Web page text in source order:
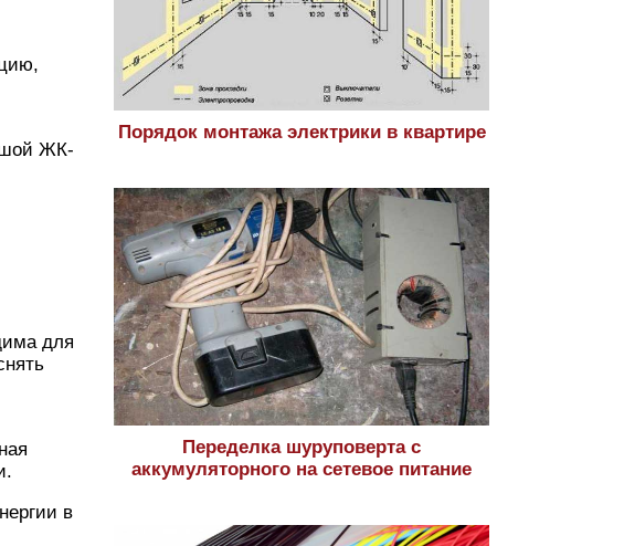
ЖК-
для
в
Порядок монтажа электрики в квартире
Переделка шуруповерта с
аккумуляторного на сетевое питание